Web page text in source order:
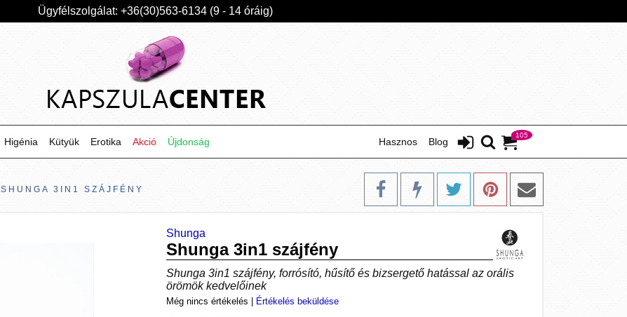
Ügyfélszolgálat: +36(30)563-6134 (9 - 14 óráig)
105
Blog
Hasznos
Higénia Kütyük Erotika Akció Újdonság
SHUNGA 3IN1 SZÁJFÉNY
Shunga
Shunga 3in1 szájfény
Shunga 3in1 szájfény, forrósító, hűsítő és bizsergető hatással az orális
örömök kedvelőinek
Még nincs értékelés Értékelés beküldése